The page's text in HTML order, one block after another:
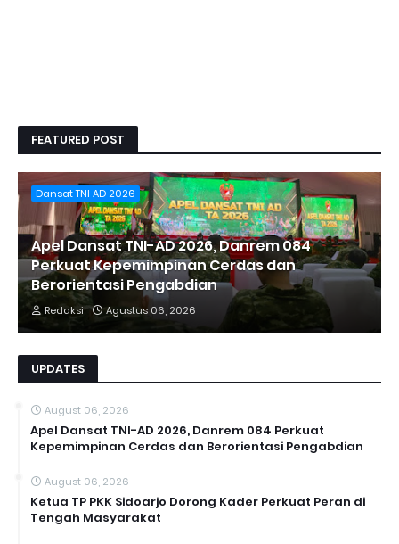
FEATURED POST
Dansat TNI AD 2026
Apel Dansat TNI-AD 2026, Danrem 084
Perkuat Kepemimpinan Cerdas dan
Berorientasi Pengabdian
Redaksi Agustus 06, 2026
UPDATES
August 06, 2026
Apel Dansat TNI-AD 2026, Danrem 084 Perkuat
Kepemimpinan Cerdas dan Berorientasi Pengabdian
August 06, 2026
Ketua TP PKK Sidoarjo Dorong Kader Perkuat Peran di
Tengah Masyarakat